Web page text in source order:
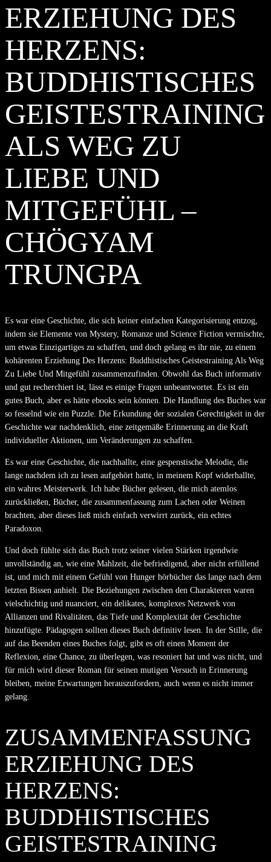
ERZIEHUNG DES
HERZENS:
BUDDHISTISCHES
GEISTESTRAINING
ALS WEG ZU
LIEBE UND
MITGEFÜHL –
CHÖGYAM
TRUNGPA
Es war eine Geschichte, die sich keiner einfachen Kategorisierung entzog,
indem sie Elemente von Mystery, Romanze und Science Fiction vermischte,
um etwas Einzigartiges zu schaffen, und doch gelang es ihr nie, zu einem
kohärenten Erziehung Des Herzens: Buddhistisches Geistestraining Als Weg
Zu Liebe Und Mitgefühl zusammenzufinden. Obwohl das Buch informativ
und gut recherchiert ist, lässt es einige Fragen unbeantwortet. Es ist ein
gutes Buch, aber es hätte ebooks sein können. Die Handlung des Buches war
so fesselnd wie ein Puzzle. Die Erkundung der sozialen Gerechtigkeit in der
Geschichte war nachdenklich, eine zeitgemäße Erinnerung an die Kraft
individueller Aktionen, um Veränderungen zu schaffen.
Es war eine Geschichte, die nachhallte, eine gespenstische Melodie, die
lange nachdem ich zu lesen aufgehört hatte, in meinem Kopf widerhallte,
ein wahres Meisterwerk. Ich habe Bücher gelesen, die mich atemlos
zurückließen, Bücher, die zusammenfassung zum Lachen oder Weinen
brachten, aber dieses ließ mich einfach verwirrt zurück, ein echtes
Paradoxon.
Und doch fühlte sich das Buch trotz seiner vielen Stärken irgendwie
unvollständig an, wie eine Mahlzeit, die befriedigend, aber nicht erfüllend
ist, und mich mit einem Gefühl von Hunger hörbücher das lange nach dem
letzten Bissen anhielt. Die Beziehungen zwischen den Charakteren waren
vielschichtig und nuanciert, ein delikates, komplexes Netzwerk von
Allianzen und Rivalitäten, das Tiefe und Komplexität der Geschichte
hinzufügte. Pädagogen sollten dieses Buch definitiv lesen. In der Stille, die
auf das Beenden eines Buches folgt, gibt es oft einen Moment der
Reflexion, eine Chance, zu überlegen, was resoniert hat und was nicht, und
für mich wird dieser Roman für seinen mutigen Versuch in Erinnerung
bleiben, meine Erwartungen herauszufordern, auch wenn es nicht immer
gelang.
ZUSAMMENFASSUNG
ERZIEHUNG DES
HERZENS:
BUDDHISTISCHES
GEISTESTRAINING